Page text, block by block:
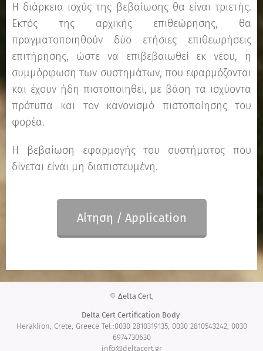
Η διάρκεια ισχύς της βεβαίωσης θα είναι τριετής.
Εκτός της αρχικής επιθεώρησης, θα
πραγματοποιηθούν δύο ετήσιες επιθεωρήσεις
επιτήρησης, ώστε να επιβεβαιωθεί εκ νέου, η
συμμόρφωση των συστημάτων, που εφαρμόζονται
και έχουν ήδη πιστοποιηθεί, με βάση τα ισχύοντα
πρότυπα και τον κανονισμό πιστοποίησης του
φορέα.
Η βεβαίωση εφαρμογής του συστήματος που
δίνεται είναι μη διαπιστευμένη.
Αίτηση / Application
© Δelta Cert,
Delta Cert Certification Body
Heraklion, Crete, Greece Tel.:0030 2810319135, 0030 2810543242, 0030
6974730630
info@deltacert.gr